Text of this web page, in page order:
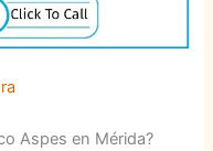
Aspes en Mérida?